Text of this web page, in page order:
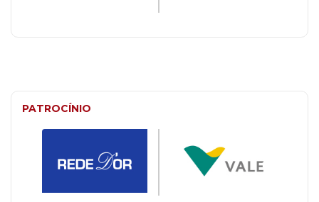
PATROCÍNIO